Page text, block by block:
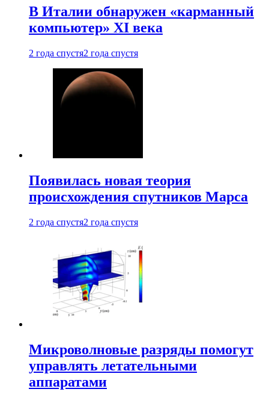
В Италии обнаружен «карманный
компьютер» XI века
2 года спустя2 года спустя
Появилась новая теория
происхождения спутников Марса
2 года спустя2 года спустя
Микроволновые разряды помогут
управлять летательными
аппаратами